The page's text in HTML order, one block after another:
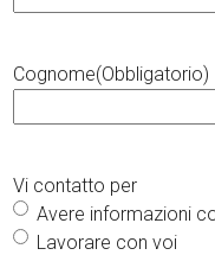
Cognome(Obbligatorio)
Vi contatto per
Avere informazioni
Lavorare con voi